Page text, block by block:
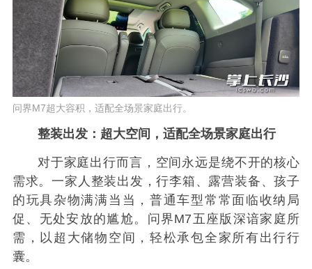
问界M7超大容积，适配全场景家庭出行。
整装出发：超大空间，适配全场景家庭出行
对于家庭出行而言，空间永远是绕不开的核心
需求。一家人整装出发，行李箱、露营装备、孩子
的玩具杂物满满当当，普通车型常常面临收纳局
促、无处安放的尴尬。问界M7五座版深谙家庭所
需，以超大储物空间，轻松承包全家所有出行行
囊。